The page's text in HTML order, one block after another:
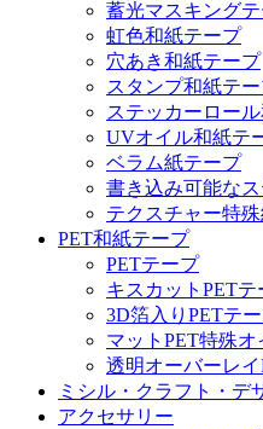
蓄光マスキング
虹色和紙テープ
穴あき和紙テープ
スタンプ和紙テ
ステッカーロー
UVオイル和紙テ
ベラム紙テープ
書き込み可能な
テクスチャー特
PET和紙テープ
PETテープ
キスカットPETテ
3D箔入りPETテ
マットPET特殊
透明オーバーレ
ミシル・クラフト・デ
アクセサリー